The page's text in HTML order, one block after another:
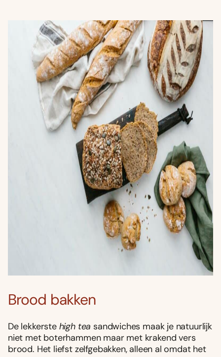
Brood bakken
De lekkerste high tea sandwiches maak je natuurlijk
niet met boterhammen maar met krakend vers
brood. Het liefst zelfgebakken, alleen al omdat het